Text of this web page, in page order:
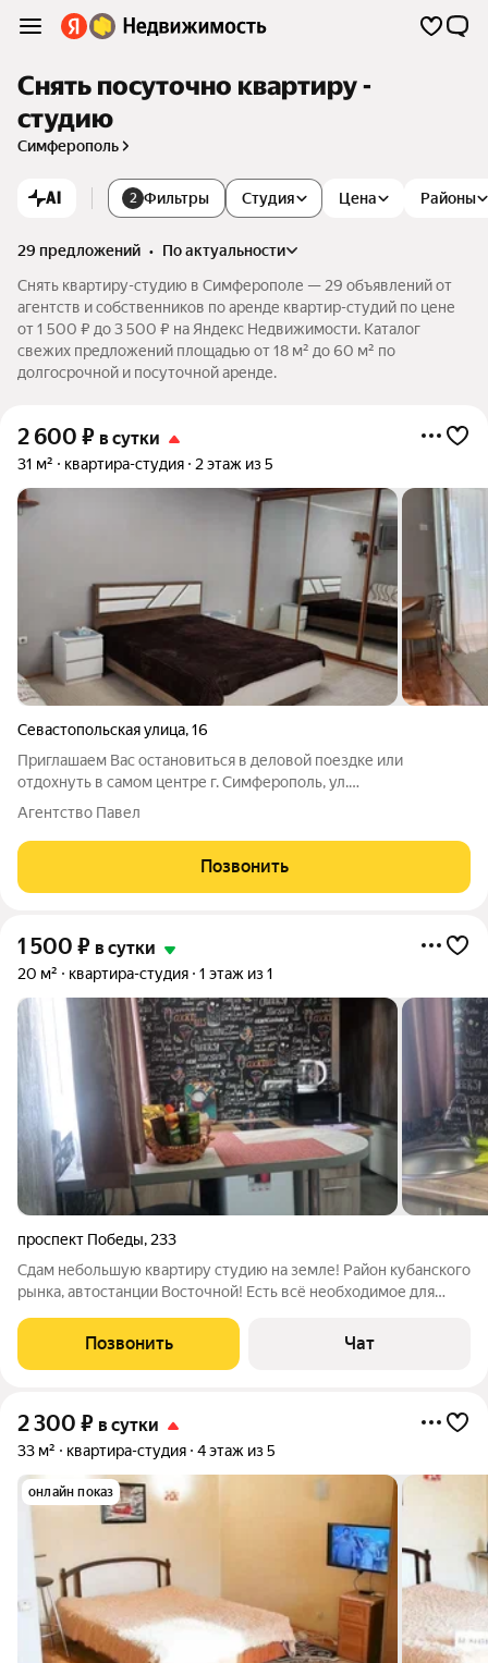
Снять посуточно квартиру -
студию
Симферополь
AI 2 Фильтры Цена
Студия Районы
29 предложений •
по актуальности
Снять квартиру-студию в Симферополе — 29 объявлений от
агентств и собственников по аренде квартир-студий по цене
от 1 500 ₽ до 3 500 ₽ на Яндекс Недвижимости. Каталог
свежих предложений площадью от 18 м² до 60 м² по
долгосрочной и посуточной аренде.
2 600 ₽ в сутки
31 м² квартира-студия 2 этаж из 5
Севастопольская улица,16
Приглашаем Вас остановиться в деловой поездке или
отдохнуть в самом центре г. Симферополь, ул.
Севастопольская,20/ Чехова, 1. Есть разные варианты квартир.
Агентство Павел
Позвонить
1 500 ₽ в сутки
20 м² квартира-студия 1 этаж из 1
проспект Победы, 233
Сдам небольшую квартиру студию на земле! Район кубанского
рынка, автостанции Восточной! Есть всё необходимое для
минихолодильник, эл. плита, душевая кабина, вай-фай,
кондиционер, утюг, гладильная
Позвонить Чат
2 300 ₽ в сутки
33 м² квартира-студия 4 этаж из 5
онлайн показ